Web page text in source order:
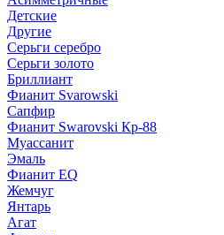
Детские
Другие
Серьги серебро
Серьги золото
Бриллиант
Фианит Svarowski
Сапфир
Фианит Swarovski Кр-88
Муассанит
Эмаль
Фианит EQ
Жемчуг
Янтарь
Агат